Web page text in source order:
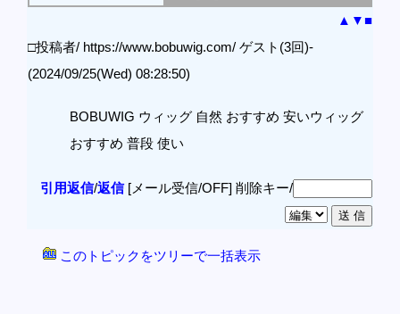
▲ ▼■
□投稿者/ https://www.bobuwig.com/ ゲスト(3回)-
(2024/09/25(Wed) 08:28:50)
BOBUWIG ウィッグ 自然 おすすめ 安いウィッグ
おすすめ 普段 使い
引用返信/返信[メール受信/OFF] 削除キー/
このトピックをツリーで一括表示